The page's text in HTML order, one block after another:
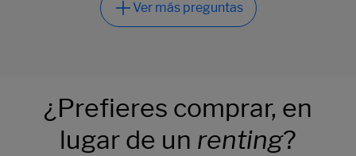
¿Prefieres comprar, en
lugar de un renting?